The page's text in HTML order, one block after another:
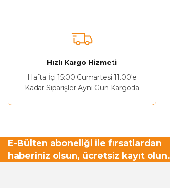
Ürün açıklamasında eksik bilgiler bulunuyor.
Bu ürüne benzer farklı alternatifler olmalı.
Hızlı Kargo Hizmeti
Hafta İçi 15:00 Cumartesi 11.00'e
Kadar Siparişler Aynı Gün Kargoda
E-Bülten aboneliği ile fırsatlardan
haberiniz olsun, ücretsiz kayıt olun.